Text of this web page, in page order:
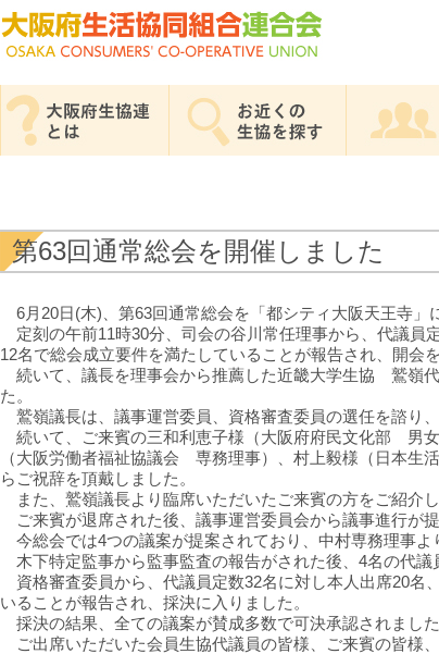
第63回通常総会を開催しました
6月20日(木)、第63回通常総会を「都シティ大阪天王寺」
定刻の午前11時30分、司会の谷川常任理事から、代議員
12名で総会成立要件を満たしていることが報告され、開会
続いて、議長を理事会から推薦した近畿大学生協 鷲嶺
た。
鷲嶺議長は、議事運営委員、資格審査委員の選任を諮り、
続いて、ご来賓の三和利恵子様（大阪府府民文化部 男
（大阪労働者福祉協議会 専務理事）、村上毅様（日本
らご祝辞を頂戴しました。
また、鷲嶺議長より臨席いただいたご来賓の方をご紹介し
ご来賓が退席された後、議事運営委員会から議事進行が
今総会では4つの議案が提案されており、中村専務理事よ
木下特定監事から監事監査の報告がされた後、4名の代議
資格審査委員から、代議員定数32名に対し本人出席20名
いることが報告され、採決に入りました。
採決の結果、全ての議案が賛成多数で可決承認されました
ご出席いただいた会員生協代議員の皆様、ご来賓の皆様